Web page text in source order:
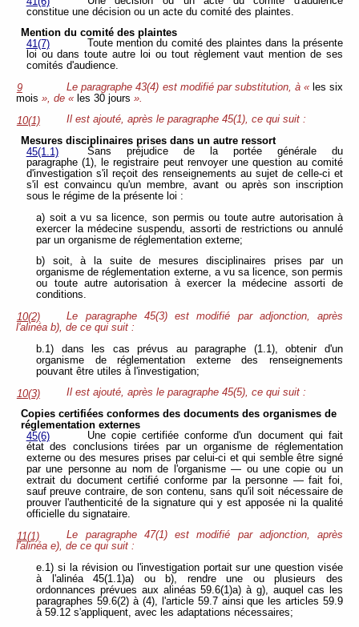
constitue une décision ou un acte du comité des plaintes.
Mention du comité des plaintes
41(7)
Toute mention du comité des plaintes dans la présente
loi ou dans toute autre loi ou tout règlement vaut mention de ses
comités d'audience.
9
Le paragraphe 43(4) est modifié par substitution, à « les six
mois », de « les 30 jours ».
10(1)
Il est ajouté, après le paragraphe 45(1), ce qui suit :
Mesures disciplinaires prises dans un autre ressort
45(1.1)
Sans préjudice de la portée générale du
paragraphe (1), le registraire peut renvoyer une question au comité
d'investigation s'il reçoit des renseignements au sujet de celle-ci et
s'il est convaincu qu'un membre, avant ou après son inscription
sous le régime de la présente loi :
a) soit a vu sa licence, son permis ou toute autre autorisation à
exercer la médecine suspendu, assorti de restrictions ou annulé
par un organisme de réglementation externe;
b) soit, à la suite de mesures disciplinaires prises par un
organisme de réglementation externe, a vu sa licence, son permis
ou toute autre autorisation à exercer la médecine assorti de
conditions.
10(2)
Le paragraphe 45(3) est modifié par adjonction, après
l'alinéa b), de ce qui suit :
b.1) dans les cas prévus au paragraphe (1.1), obtenir d'un
organisme de réglementation externe des renseignements
pouvant être utiles à l'investigation;
10(3)
Il est ajouté, après le paragraphe 45(5), ce qui suit :
Copies certifiées conformes des documents des organismes de
réglementation externes
45(6)
Une copie certifiée conforme d'un document qui fait
état des conclusions tirées par un organisme de réglementation
externe ou des mesures prises par celui-ci et qui semble être signé
par une personne au nom de l'organisme — ou une copie ou un
extrait du document certifié conforme par la personne — fait foi,
sauf preuve contraire, de son contenu, sans qu'il soit nécessaire de
prouver l'authenticité de la signature qui y est apposée ni la qualité
officielle du signataire.
11(1)
Le paragraphe 47(1) est modifié par adjonction, après
l'alinéa e), de ce qui suit :
e.1) si la révision ou l'investigation portait sur une question visée
à l'alinéa 45(1.1)a) ou b), rendre une ou plusieurs des
ordonnances prévues aux alinéas 59.6(1)a) à g), auquel cas les
paragraphes 59.6(2) à (4), l'article 59.7 ainsi que les articles 59.9
à 59.12 s'appliquent, avec les adaptations nécessaires;